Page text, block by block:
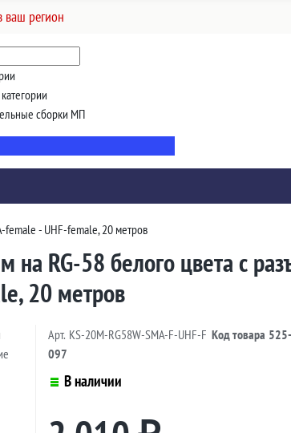
ваш регион
сборки МП
female - UHF-female, 20 метров
на RG-58 белого цвета с
20 метров
Арт. KS-20M-RG58W-SMA-F-UHF-F Код товара 525-
097
В наличии